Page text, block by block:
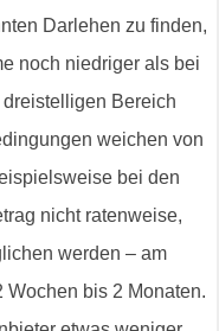
Darlehen zu finden,
noch niedriger als bei
Bereich
weichen von
bei den
nicht ratenweise,
werden – am
Wochen bis 2 Monaten.